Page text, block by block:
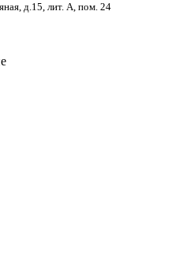
д.15, лит. А, пом. 24